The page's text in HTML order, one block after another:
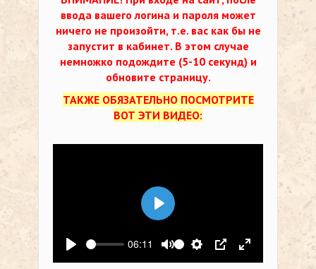
ввода вашего логина и пароля может
ничего не произойти, т.е. вас как бы не
запустит в кабинет. В этом случае
немножко подождите (5-10 секунд) и
обновите страницу.
ТАКЖЕ ОБЯЗАТЕЛЬНО ПОСМОТРИТЕ
ВОТ ЭТИ ВИДЕО:
Воспроизвести
06:11
Выключить звук
Настройки
PIP На весь
Воспроизвести